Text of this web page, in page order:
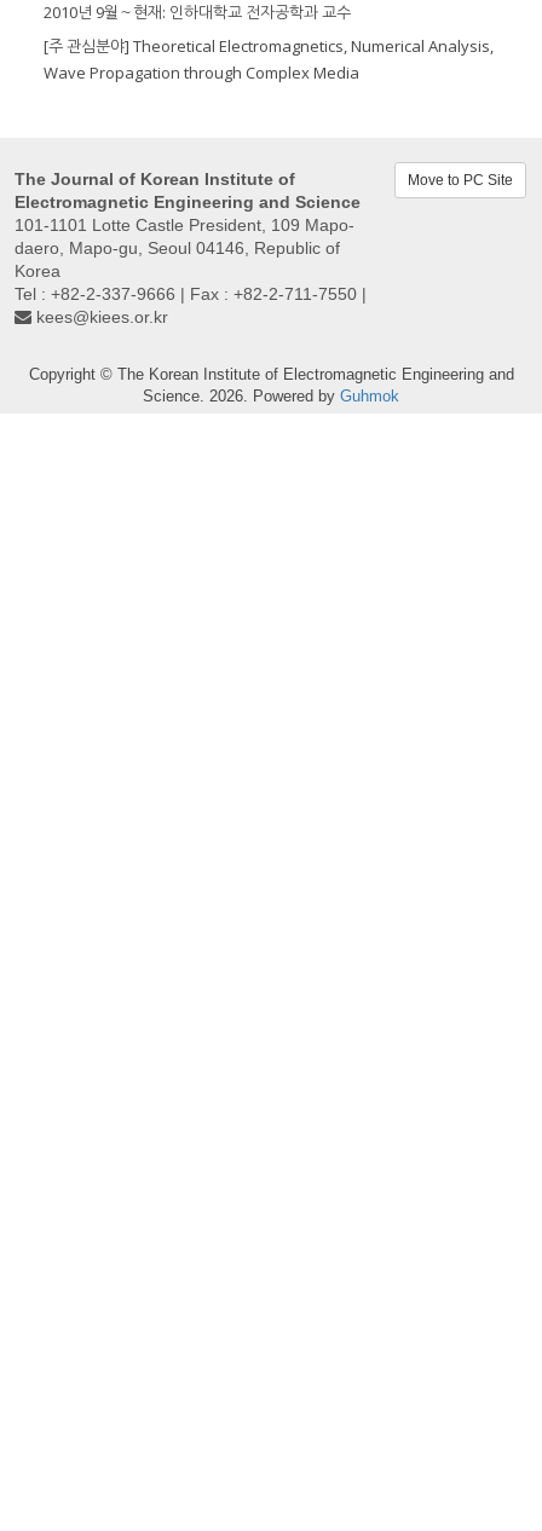
2010년 9월～현재: 인하대학교 전자공학과 교수
[주 관심분야] Theoretical Electromagnetics, Numerical Analysis,
Wave Propagation through Complex Media
The Journal of Korean Institute of
Electromagnetic Engineering and Science
101-1101 Lotte Castle President, 109 Mapo-
daero, Mapo-gu, Seoul 04146, Republic of
Korea
Tel : +82-2-337-9666 | Fax : +82-2-711-7550 |
kees@kiees.or.kr
Move to PC Site
Copyright © The Korean Institute of Electromagnetic Engineering and
Science. 2026. Powered by Guhmok